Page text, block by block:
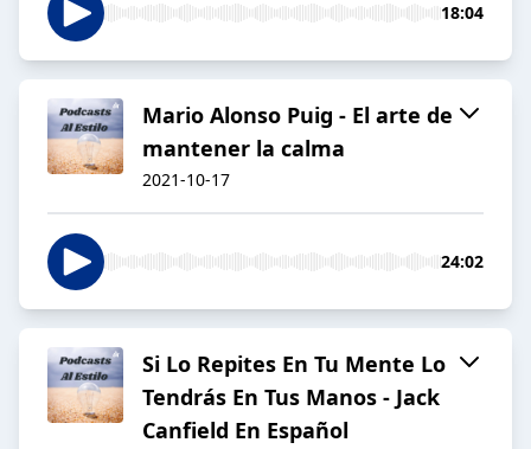
18:04
Mario Alonso Puig - El arte de
mantener la calma
2021-10-17
24:02
Si Lo Repites En Tu Mente Lo
Tendrás En Tus Manos - Jack
Canfield En Español